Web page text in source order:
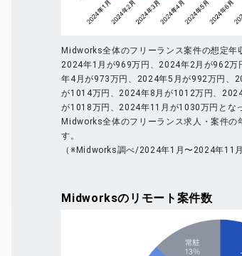
Midworks全体のフリーランス案件の想定年
2024年1月が969万円、2024年2月が962
年4月が973万円、2024年5月が992万円、
が1014万円、2024年8月が1012万円、
が1018万円、2024年11月が1030万円とな
Midworks全体のフリーランス求人・案件の
す。
（※Midworks調べ/2024年1月〜2024年11
Midworksのリモート案件数